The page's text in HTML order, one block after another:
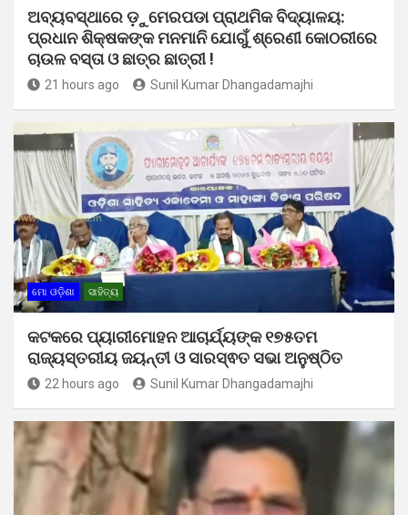
ଅବ୍ୟବସ୍ଥାରେ ଡ଼ୁମେରପଡା ପ୍ରାଥମିକ ବିଦ୍ୟାଳୟ:
ପ୍ରଧାନ ଶିକ୍ଷକଙ୍କ ମନମାନି ଯୋଗୁଁ ଶ୍ରେଣୀ କୋଠରୀରେ
ଚାଉଳ ବସ୍ତା ଓ ଛାତ୍ର ଛାତ୍ରୀ !
21 hours ago Sunil Kumar Dhangadamajhi
ମୋ ଓଡ଼ିଶା ସାହିତ୍ୟ
କଟକରେ ପ୍ୟାରୀମୋହନ ଆଚାର୍ଯ୍ୟଙ୍କ ୧୭୫ତମ
ରାଜ୍ୟସ୍ତରୀୟ ଜୟନ୍ତୀ ଓ ସାରସ୍ଵତ ସଭା ଅନୁଷ୍ଠିତ
22 hours ago Sunil Kumar Dhangadamajhi